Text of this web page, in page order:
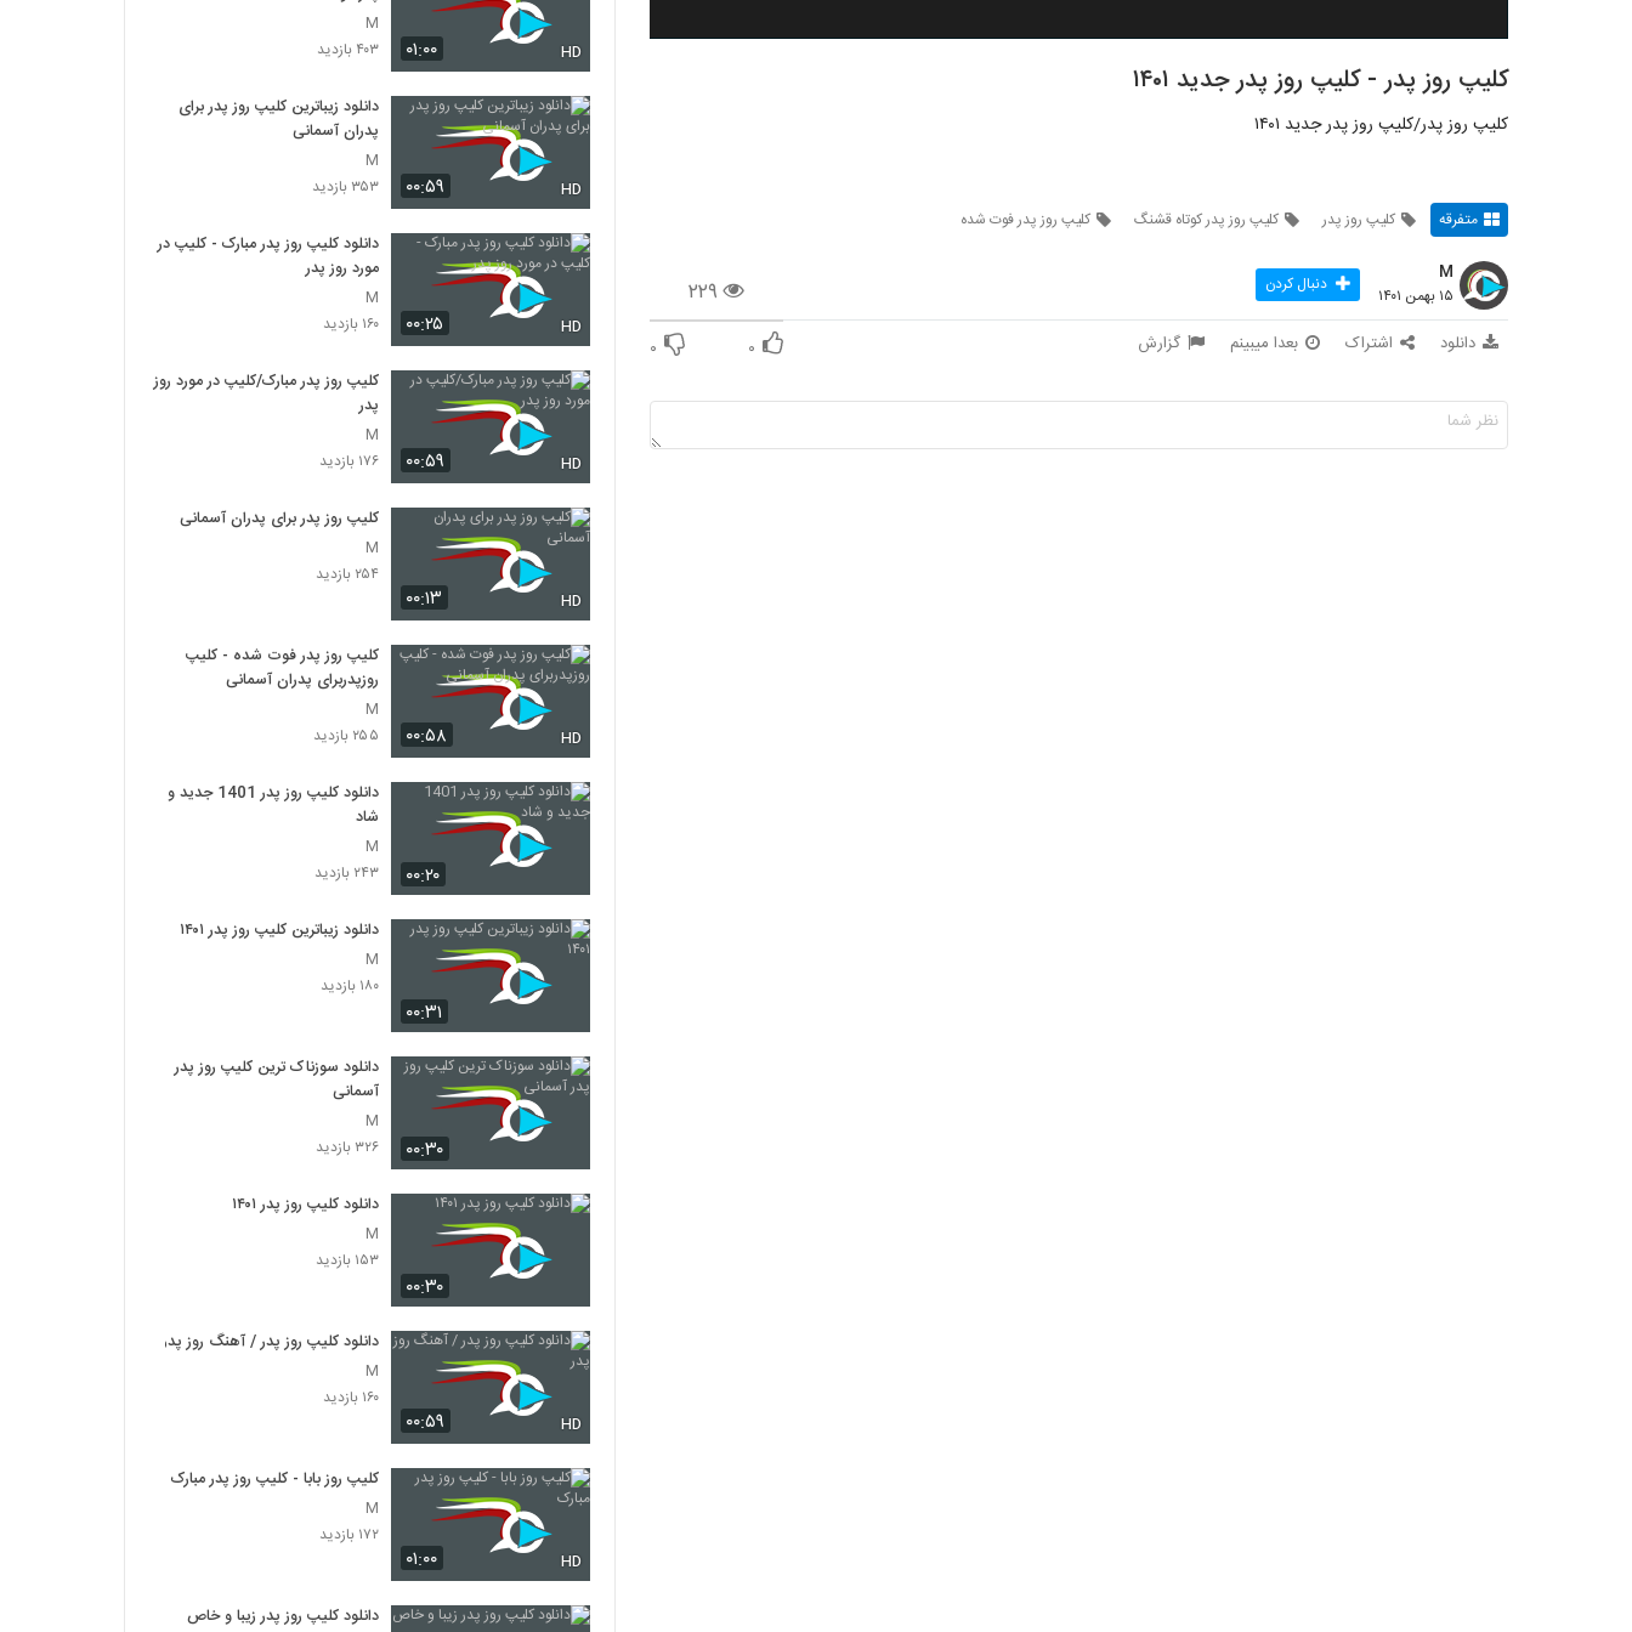
کلیپ روز پدر - کلیپ روز پدر جدید ۱۴۰۱
کلیپ روز پدر/کلیپ روز پدر جدید ۱۴۰۱
متفرقه کلیپ روز پدر کلیپ روز پدر کوتاه قشنگ کلیپ روز پدر فوت شده
۲۲۹
M
۱۵ بهمن ۱۴۰۱ دنبال کردن
دانلود اشتراک بعدا میبینم گزارش ۰ ۰
۰۱:۰۰ HD
M
۴۰۳ بازدید
۰۰:۵۹ HD
دانلود زیباترین کلیپ روز پدر برای
پدران آسمانی
M
۳۵۳ بازدید
۰۰:۲۵ HD
دانلود کلیپ روز پدر مبارک - کلیپ در
مورد روز پدر
M
۱۶۰ بازدید
۰۰:۵۹ HD
کلیپ روز پدر مبارک/کلیپ در مورد روز
پدر
M
۱۷۶ بازدید
۰۰:۱۳ HD
کلیپ روز پدر برای پدران آسمانی
M
۲۵۴ بازدید
۰۰:۵۸ HD
کلیپ روز پدر فوت شده - کلیپ
روزپدربرای پدران آسمانی
M
۲۵۵ بازدید
۰۰:۲۰
دانلود کلیپ روز پدر 1401 جدید و
شاد
M
۲۴۳ بازدید
۰۰:۳۱
دانلود زیباترین کلیپ روز پدر ۱۴۰۱
M
۱۸۰ بازدید
۰۰:۳۰
دانلود سوزناک ترین کلیپ روز پدر
آسمانی
M
۳۲۶ بازدید
۰۰:۳۰
دانلود کلیپ روز پدر ۱۴۰۱
M
۱۵۳ بازدید
۰۰:۵۹ HD
دانلود کلیپ روز پدر / آهنگ روز پدر
M
۱۶۰ بازدید
۰۱:۰۰ HD
کلیپ روز بابا - کلیپ روز پدر مبارک
M
۱۷۲ بازدید
دانلود کلیپ روز پدر زیبا و خاص